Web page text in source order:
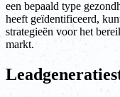
een bepaald type
heeft geïdentificeerd,
strategieën voor het
markt.